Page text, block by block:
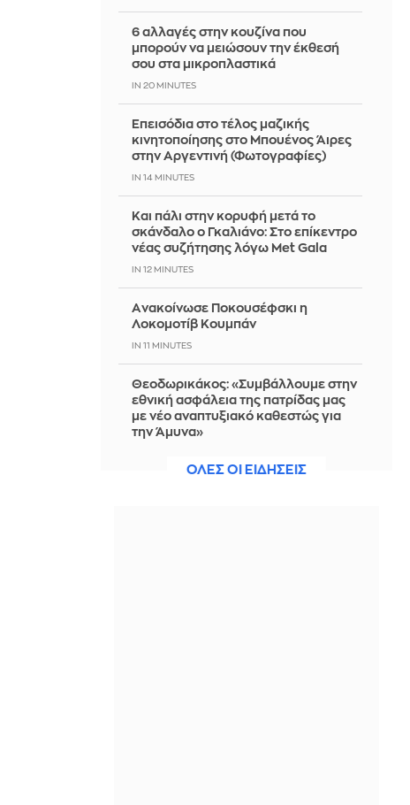
6 αλλαγές στην κουζίνα που
μπορούν να μειώσουν την έκθεσή
σου στα μικροπλαστικά
IN 20 MINUTES
Επεισόδια στο τέλος μαζικής
κινητοποίησης στο Μπουένος Άιρες
στην Αργεντινή (Φωτογραφίες)
IN 14 MINUTES
Και πάλι στην κορυφή μετά το
σκάνδαλο ο Γκαλιάνο: Στο επίκεντρο
νέας συζήτησης λόγω Met Gala
IN 12 MINUTES
Aνακοίνωσε Ποκουσέφσκι η
Λοκομοτίβ Κουμπάν
IN 11 MINUTES
Θεοδωρικάκος: «Συμβάλλουμε στην
εθνική ασφάλεια της πατρίδας μας
με νέο αναπτυξιακό καθεστώς για
την Άμυνα»
ΟΛΕΣ ΟΙ ΕΙΔΗΣΕΙΣ